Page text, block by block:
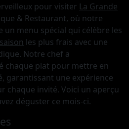
pour visiter La Grande
& Restaurant, où notre
un menu spécial qui célèbre les
les plus frais avec une
Notre chef a
chaque plat pour mettre en
garantissant une expérience
chaque invité. Voici un aperçu
déguster ce mois-ci.